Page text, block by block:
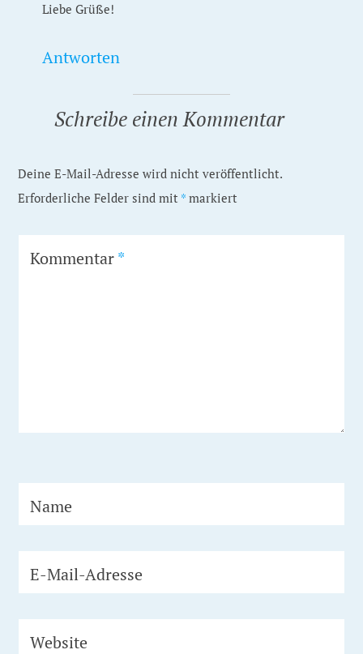
Liebe Grüße!
Antworten
Schreibe einen Kommentar
Deine E-Mail-Adresse wird nicht veröffentlicht.
Erforderliche Felder sind mit * markiert
Kommentar*
Name
E-Mail-Adresse
Website